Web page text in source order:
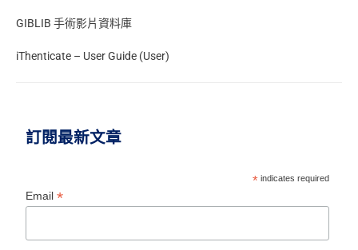
GIBLIB 手術影片資料庫
iThenticate – User Guide (User)
訂閱最新文章
* indicates required
Email*